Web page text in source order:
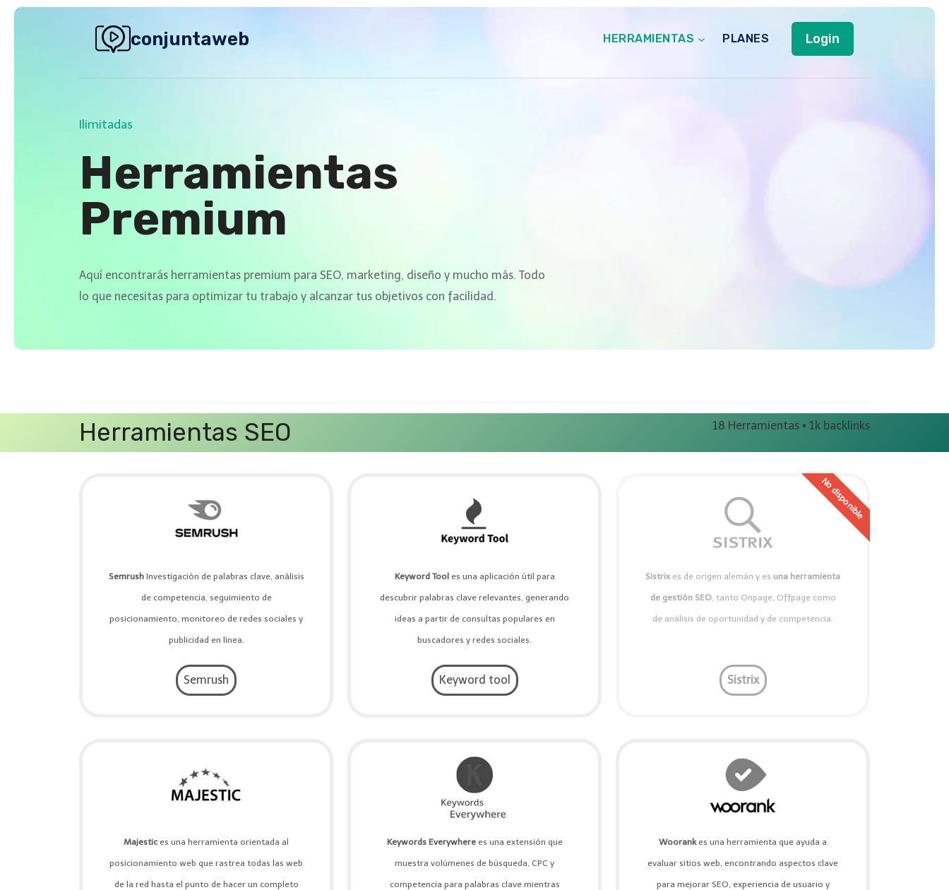
Saltar
conjuntaweb HERRAMIENTAS PLANES Login
Ilimitadas
Herramientas
Premium
Aquí encontrarás herramientas premium para SEO, marketing, diseño y mucho más. Todo
lo que necesitas para optimizar tu trabajo y alcanzar tus objetivos con facilidad.
Herramientas SEO 18 Herramientas • 1k backlinks
Semrush Investigación de palabras clave, análisis
de competencia, seguimiento de
posicionamiento, monitoreo de redes sociales y
publicidad en línea.
Semrush
Keyword Tool es una aplicación útil para
descubrir palabras clave relevantes, generando
ideas a partir de consultas populares en
buscadores y redes sociales.
Keyword tool
Sistrix es de origen alemán y es una herramienta
de gestión SEO, tanto Onpage, Offpage como
de análisis de oportunidad y de competencia.
Sistrix
Majestic es una herramienta orientada al
posicionamiento web que rastrea todas las web
de la red hasta el punto de hacer un completo
Keywords Everywherees una extensión que
muestra volúmenes de búsqueda, CPC y
competencia para palabras clave mientras
Woorank es una herramienta que ayuda a
evaluar sitios web, encontrando aspectos clave
para mejorar SEO, experiencia de usuario y